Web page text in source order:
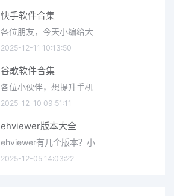
快手软件合集
各位朋友，今天小编给大
2025-12-11 10:13:50
谷歌软件合集
各位小伙伴，想提升手机
2025-12-10 09:51:11
ehviewer版本大全
ehviewer有几个版本？小
2025-12-05 14:03:22